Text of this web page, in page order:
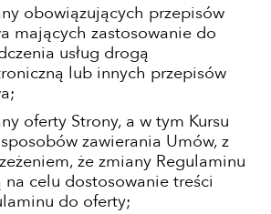
obowiązujących przepisów
mających zastosowanie do
usług drogą
lub innych przepisów
oferty Strony, a w tym Kursu
zawierania Umów, z
że zmiany Regulaminu
na celu dostosowanie treści
do oferty;